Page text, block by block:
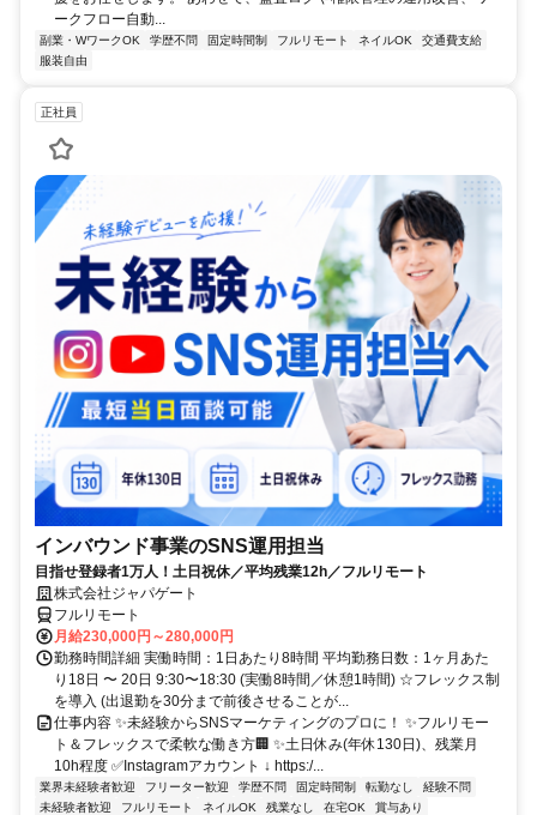
ークフロー自動...
副業・WワークOK 学歴不問 固定時間制 フルリモート ネイルOK
交通費支給
服装自由
正社員
インバウンド事業のSNS運用担当
目指せ登録者1万人！土日祝休／平均残業12h／フルリモート
株式会社ジャパゲート
フルリモート
月給230,000円～280,000円
勤務時間詳細 実働時間：1日あたり8時間 平均勤務日数：1ヶ月あた
り18日 〜 20日 9:30〜18:30 (実働8時間／休憩1時間) ☆フレックス制
を導入 (出退勤を30分まで前後させることが...
仕事内容 ✨未経験からSNSマーケティングのプロに！ ✨フルリモー
ト＆フレックスで柔軟な働き方🏢 ✨土日休み(年休130日)、残業月
10h程度 ✅Instagramアカウント ↓ https:/...
業界未経験者歓迎 フリーター歓迎 学歴不問 固定時間制 転勤なし
経験不問
未経験者歓迎
フルリモート ネイルOK 残業なし 在宅OK
賞与あり